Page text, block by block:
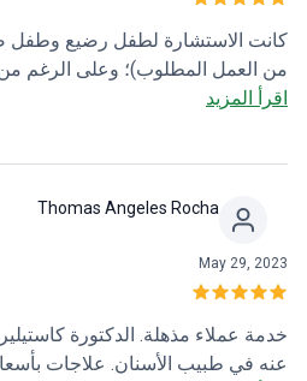
كانت الاستشارة لطفل رضيع وطفل
من العمل المطلوب)؛ وعلى الرغم
المتوقعة... كان الرد هو الاحترافية
اقرأ المزيد
Thomas Angeles Rocha
May 29, 2023
خدمة عملاء مذهلة. الدكتورة
عنه في طبيب الأسنان. علاجات